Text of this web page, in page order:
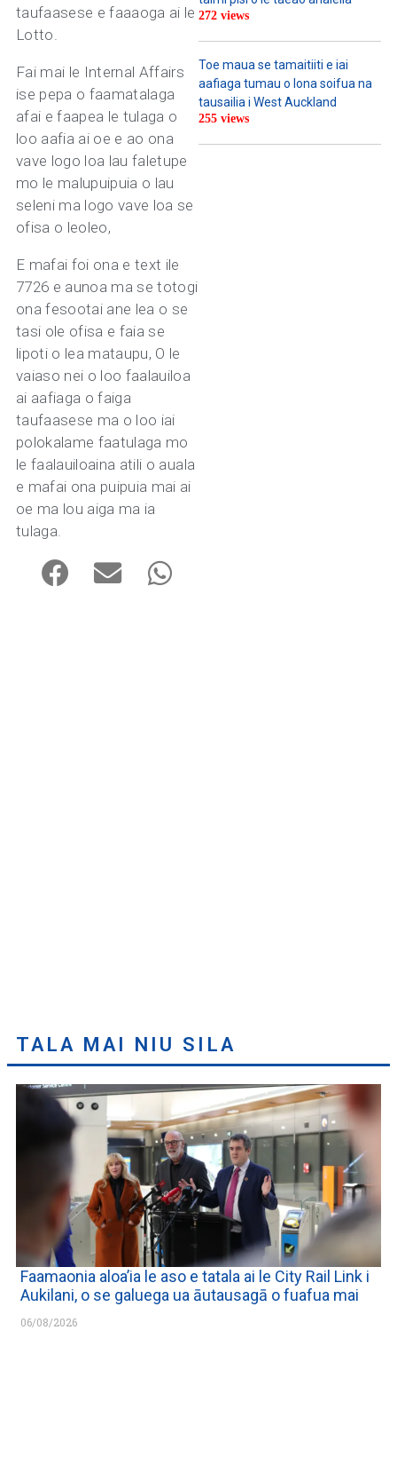
taufaasese e faaaoga ai le
Lotto.
Fai mai le Internal Affairs
ise pepa o faamatalaga
afai e faapea le tulaga o
loo aafia ai oe e ao ona
vave logo loa lau faletupe
mo le malupuipuia o lau
seleni ma logo vave loa se
ofisa o leoleo,
E mafai foi ona e text ile
7726 e aunoa ma se totogi
ona fesootai ane lea o se
tasi ole ofisa e faia se
lipoti o lea mataupu, O le
vaiaso nei o loo faalauiloa
ai aafiaga o faiga
taufaasese ma o loo iai
polokalame faatulaga mo
le faalauiloaina atili o auala
e mafai ona puipuia mai ai
oe ma lou aiga ma ia
tulaga.
272 views
Toe maua se tamaitiiti e iai
aafiaga tumau o lona soifua na
tausailia i West Auckland
255 views
TALA MAI NIU SILA
Faamaonia aloa’ia le aso e tatala ai le City Rail Link i
Aukilani, o se galuega ua āutausagā o fuafua mai
06/08/2026